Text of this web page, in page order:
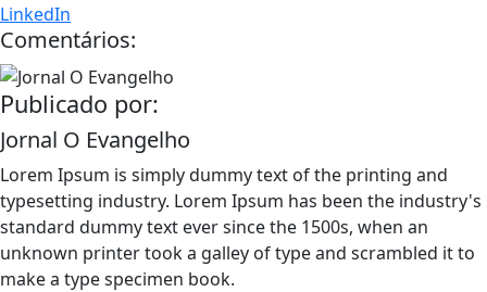
LinkedIn
Comentários:
Publicado por:
Jornal O Evangelho
Lorem Ipsum is simply dummy text of the printing and
typesetting industry. Lorem Ipsum has been the industry's
standard dummy text ever since the 1500s, when an
unknown printer took a galley of type and scrambled it to
make a type specimen book.